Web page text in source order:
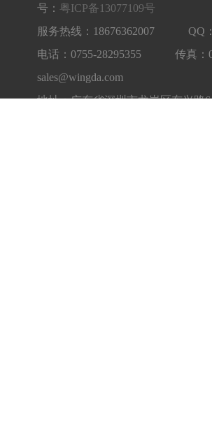
号： 粤ICP备13077109号
服务热线：18676362007 QQ
电话：0755-28295355 传真
sales@wingda.com
地址：广东省深圳市龙岗区东兴路